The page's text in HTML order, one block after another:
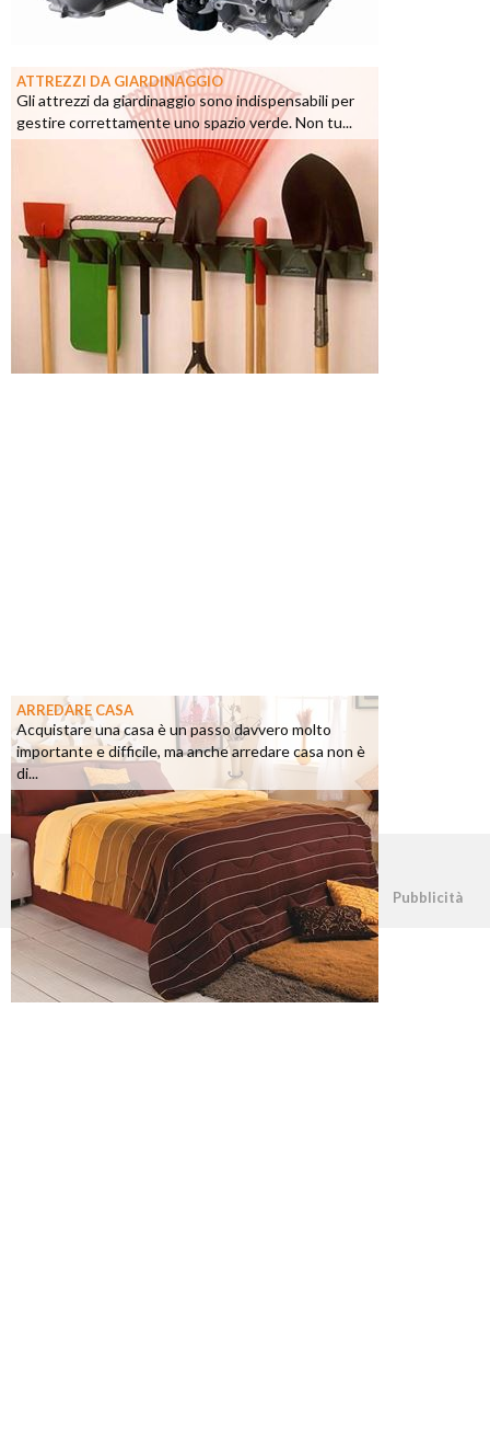
ATTREZZI DA GIARDINAGGIO
Gli attrezzi da giardinaggio sono indispensabili per
gestire correttamente uno spazio verde. Non tu...
ARREDARE CASA
Acquistare una casa è un passo davvero molto
importante e difficile, ma anche arredare casa non è
di...
©2026 - casapratica.net - p.iva 03338800984 Pubblicità